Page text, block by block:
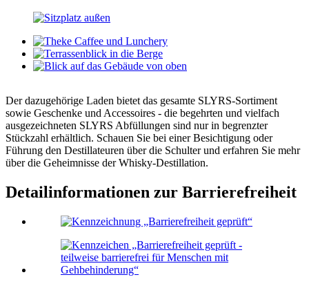
Der dazugehörige Laden bietet das gesamte SLYRS-Sortiment
sowie Geschenke und Accessoires - die begehrten und vielfach
ausgezeichneten SLYRS Abfüllungen sind nur in begrenzter
Stückzahl erhältlich. Schauen Sie bei einer Besichtigung oder
Führung den Destillateuren über die Schulter und erfahren Sie mehr
über die Geheimnisse der Whisky-Destillation.
Detailinformationen zur Barrierefreiheit